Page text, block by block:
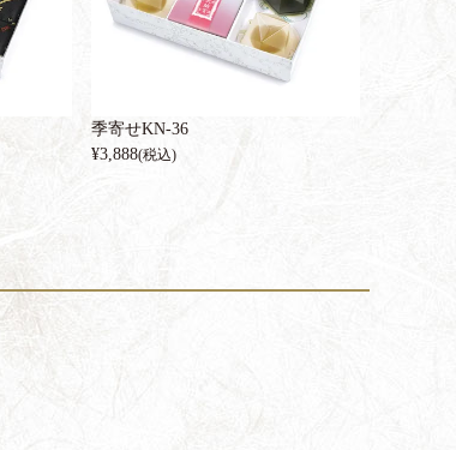
季寄せKN-36
¥3,888(税込)